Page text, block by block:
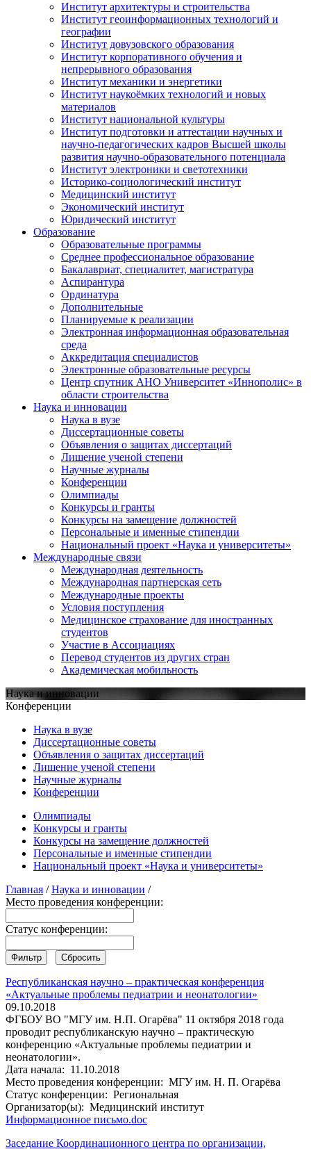
Институт архитектуры и строительства
Институт геоинформационных технологий и
географии
Институт довузовского образования
Институт корпоративного обучения и
непрерывного образования
Институт механики и энергетики
Институт наукоёмких технологий и новых
материалов
Институт национальной культуры
Институт подготовки и аттестации научных и
научно-педагогических кадров Высшей школы
развития научно-образовательного потенциала
Институт электроники и светотехники
Историко-социологический институт
Медицинский институт
Экономический институт
Юридический институт
Образование
Образовательные программы
Среднее профессиональное образование
Бакалавриат, специалитет, магистратура
Аспирантура
Ординатура
Дополнительные
Планируемые к реализации
Электронная информационная образовательная
среда
Аккредитация специалистов
Электронные образовательные ресурсы
Центр спутник АНО Университет «Иннополис» в
области строительства
Наука и инновации
Наука в вузе
Диссертационные советы
Объявления о защитах диссертаций
Лишение ученой степени
Научные журналы
Конференции
Олимпиады
Конкурсы и гранты
Конкурсы на замещение должностей
Персональные и именные стипендии
Национальный проект «Наука и университеты»
Международные связи
Международная деятельность
Международная партнерская сеть
Международные проекты
Условия поступления
Медицинское страхование для иностранных
студентов
Участие в Ассоциациях
Перевод студентов из других стран
Академическая мобильность
Наука и инновации
Конференции
Наука в вузе
Диссертационные советы
Объявления о защитах диссертаций
Лишение ученой степени
Научные журналы
Конференции
Олимпиады
Конкурсы и гранты
Конкурсы на замещение должностей
Персональные и именные стипендии
Национальный проект «Наука и университеты»
Главная /Наука и инновации /
Место проведения конференции:
Статус конференции:
Республиканская научно – практическая конференция
«Актуальные проблемы педиатрии и неонатологии»
09.10.2018
ФГБОУ ВО "МГУ им. Н.П. Огарёва" 11 октября 2018 года
проводит республиканскую научно – практическую
конференцию «Актуальные проблемы педиатрии и
неонатологии».
Дата начала: 11.10.2018
Место проведения конференции: МГУ им. Н. П. Огарёва
Статус конференции: Региональная
Организатор(ы): Медицинский институт
Информационное письмо.doc
Заседание Координационного центра по организации,